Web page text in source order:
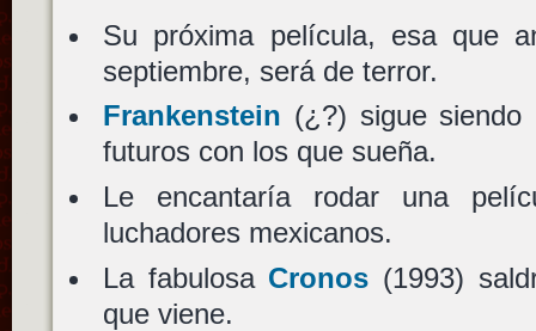
Su próxima película, esa que
septiembre, será de terror.
Frankenstein (¿?) sigue
futuros con los que sueña.
Le encantaría rodar una
luchadores mexicanos.
La fabulosa Cronos (1993)
que viene.